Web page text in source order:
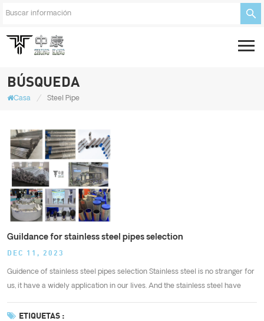
BÚSQUEDA
Casa / Steel Pipe
Guildance for stainless steel pipes selection
DEC 11, 2023
Guidence of stainless steel pipes selection Stainless steel is no stranger for
us, it have a widely application in our lives. And the stainless steel have
Honestly, different application need to choose the different grade steels....
ETIQUETAS :